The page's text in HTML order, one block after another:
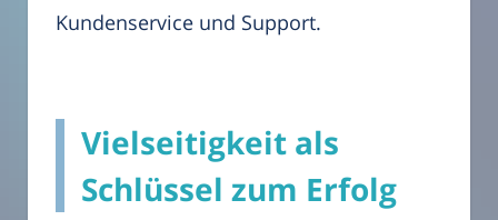
Kundenservice und Support.
Vielseitigkeit als
Schlüssel zum Erfolg